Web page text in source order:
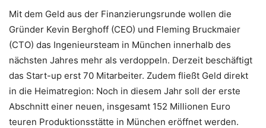
Mit dem Geld aus der Finanzierungsrunde wollen die
Gründer Kevin Berghoff (CEO) und Fleming Bruckmaier
(CTO) das Ingenieursteam in München innerhalb des
nächsten Jahres mehr als verdoppeln. Derzeit beschäftigt
das Start-up erst 70 Mitarbeiter. Zudem fließt Geld direkt
in die Heimatregion: Noch in diesem Jahr soll der erste
Abschnitt einer neuen, insgesamt 152 Millionen Euro
teuren Produktionsstätte in München eröffnet werden.